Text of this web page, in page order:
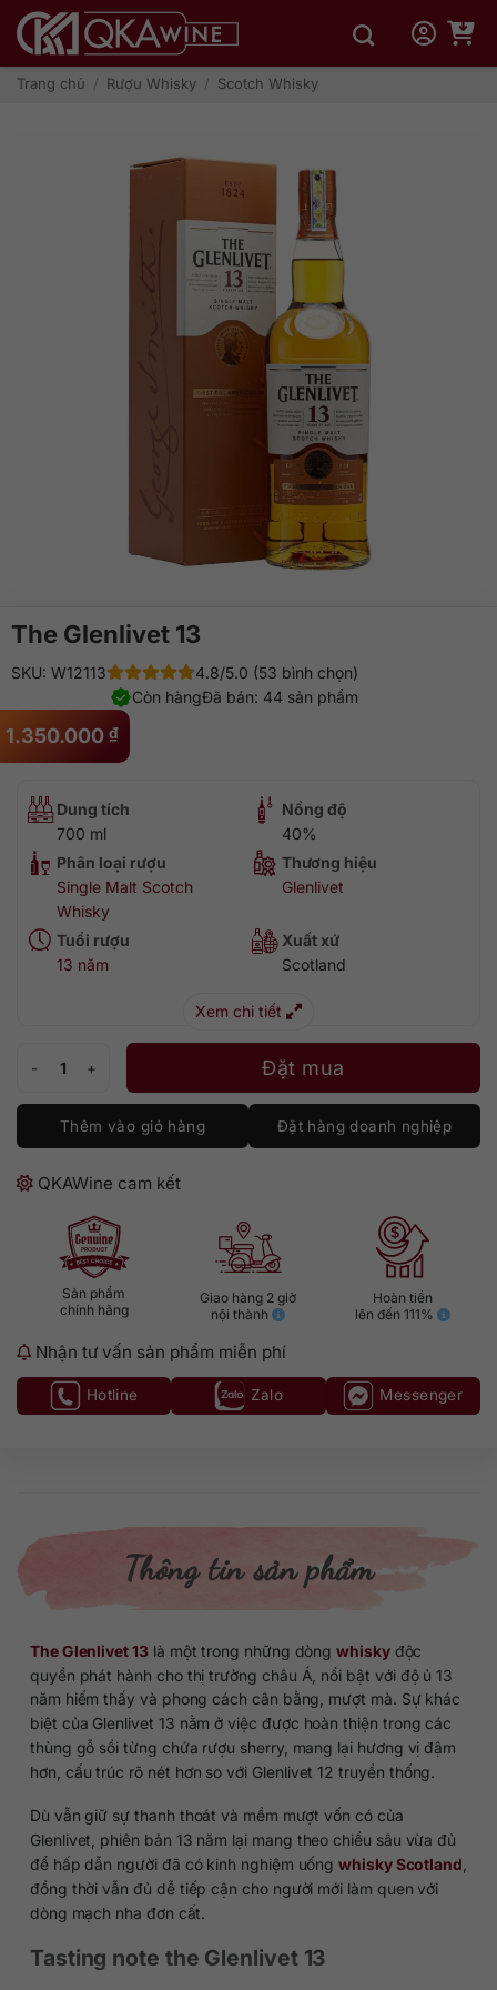
qua
dungTrang chủ / Rượu Whisky / Scotch Whisky
The Glenlivet 13
1.350.000 ₫
SKU: W12113
4.8/5.0 (53 bình chọn)
Đã bán: 44 sản phẩm
Còn hàng
Dung tích
700 ml
Nồng độ
40%
Phân loại rượu
Single Malt Scotch
Whisky
Thương hiệu
Glenlivet
Tuổi rượu
13 năm
Xuất xứ
Scotland
Xem chi tiết
Đặt mua
Thêm vào giỏ hàng Đặt hàng doanh nghiệp
QKAWine cam kết
Sản phẩm
chính hãng
Giao hàng 2 giờ
nội thành
Hoàn tiền
lên đến 111%
Nhận tư vấn sản phẩm miễn phí
Hotline Zalo Messenger
Thông tin sản phẩm
The Glenlivet 13là một trong những dòngwhiskyđộc
quyền phát hành cho thị trường châu Á, nổi bật với độ ủ 13
năm hiếm thấy và phong cách cân bằng, mượt mà. Sự khác
biệt của Glenlivet 13 nằm ở việc được hoàn thiện trong các
thùng gỗ sồi từng chứa rượu sherry, mang lại hương vị đậm
hơn, cấu trúc rõ nét hơn so với Glenlivet 12 truyền thống.
Dù vẫn giữ sự thanh thoát và mềm mượt vốn có của
Glenlivet, phiên bản 13 năm lại mang theo chiều sâu vừa đủ
để hấp dẫn người đã có kinh nghiệm uốngwhisky Scotland
đồng thời vẫn đủ dễ tiếp cận cho người mới làm quen với
dòng mạch nha đơn cất.
Tasting note the Glenlivet 13